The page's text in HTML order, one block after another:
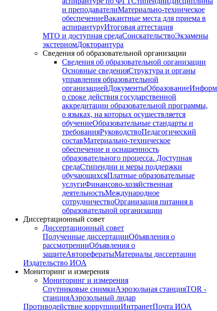
и преподавателиМатериально-техническое
обеспечениеВакантные места для приема в
аспирантуруИтоговая аттестация
МТО и доступная средаСоискательствоЭкзамены
экстерномДокторантура
Сведения об образовательной организации
Сведения об образовательной организации
Основные сведенияСтруктура и органы
управления образовательной
организациейДокументыОбразование
о сроке действия государственной
аккредитации образовательной программы,
о языках, на которых осуществляется
обучениеОбразовательные стандарты и
требованияРуководствоПедагогический
составМатериально-техническое
обеспечение и оснащенность
образовательного процесса. Доступная
средаСтипендии и меры поддержки
обучающихсяПлатные образовательные
услугиФинансово-хозяйственная
деятельностьМеждународное
сотрудничествоОрганизация питания в
образовательной организации
Диссертационный совет
Диссертационный совет
Полученные диссертацииОбъявления о
рассмотренииОбъявления о
защитеАвторефератыМатериалы диссертации
Издательство ИОА
Мониторинг и измерения
Мониторинг и измерения
Спутниковые снимкиАэрозольная станцияTOR -
станцияАэрозольный лидар
Противодействие коррупцииИнтранетПочта ИОА